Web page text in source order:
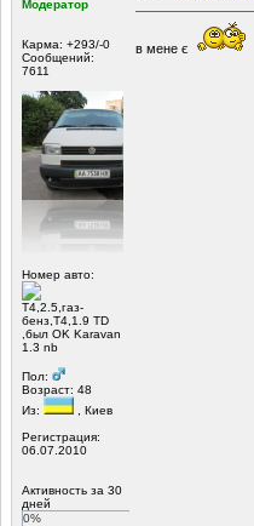
Модератор
Карма: +293/-0
Сообщений:
7611
Номер авто:
Т4,2.5,газ-
бенз,Т4,1.9 TD
,был OK Karavan
1.3 nb
Пол:
Возраст: 48
Из:
, Киев
Регистрация:
06.07.2010
Активность за 30
дней
0%
в мене є